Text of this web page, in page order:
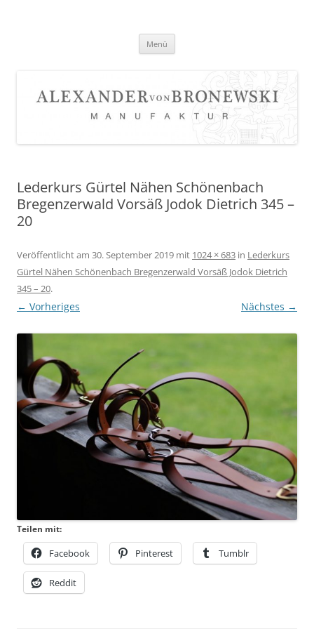
Menü
Lederkurs Gürtel Nähen Schönenbach
Bregenzerwald Vorsäß Jodok Dietrich 345 –
20
Veröffentlicht am 30. September 2019 mit 1024 × 683 in Lederkurs
Gürtel Nähen Schönenbach Bregenzerwald Vorsäß Jodok Dietrich
345 – 20.
← Vorheriges Nächstes →
Teilen mit:
Facebook Pinterest Tumblr
Reddit